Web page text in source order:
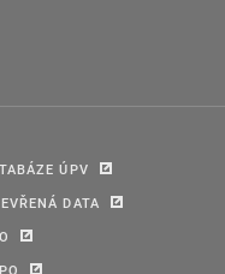
ÚPV
DATA